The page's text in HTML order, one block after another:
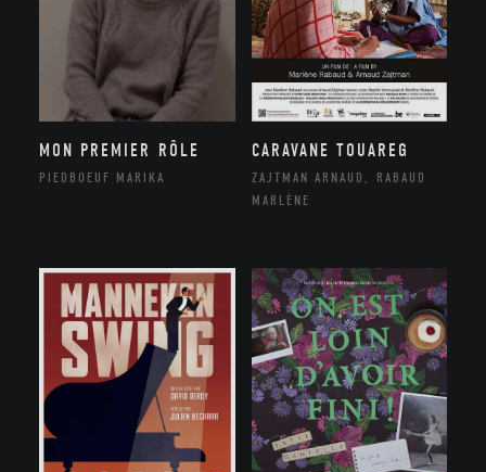
MON PREMIER RÔLE
PIEDBOEUF MARIKA
CARAVANE TOUAREG
ZAJTMAN ARNAUD, RABAUD
MARLÈNE